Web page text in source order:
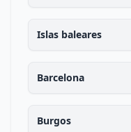
Islas baleares
Barcelona
Burgos